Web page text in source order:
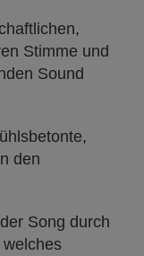
Stimme und
Sound
den
Song durch